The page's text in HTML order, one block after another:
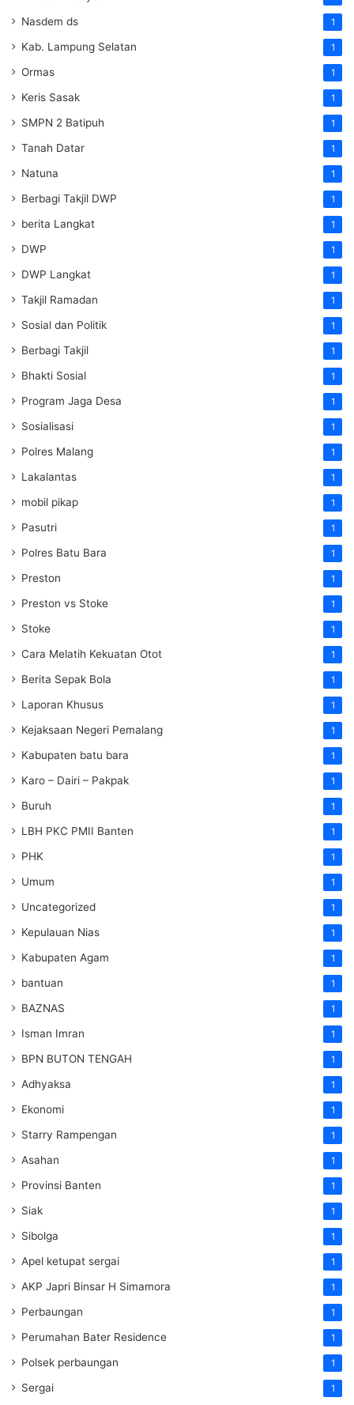
Nasdem ds 1
Kab. Lampung Selatan 1
Ormas 1
Keris Sasak 1
SMPN 2 Batipuh 1
Tanah Datar 1
Natuna 1
Berbagi Takjil DWP 1
berita Langkat 1
DWP 1
DWP Langkat 1
Takjil Ramadan 1
Sosial dan Politik 1
Berbagi Takjil 1
Bhakti Sosial 1
Program Jaga Desa 1
Sosialisasi 1
Polres Malang 1
Lakalantas 1
mobil pikap 1
Pasutri 1
Polres Batu Bara 1
Preston 1
Preston vs Stoke 1
Stoke 1
Cara Melatih Kekuatan Otot 1
Berita Sepak Bola 1
Laporan Khusus 1
Kejaksaan Negeri Pemalang 1
Kabupaten batu bara 1
Karo – Dairi – Pakpak 1
Buruh 1
LBH PKC PMII Banten 1
PHK 1
Umum 1
Uncategorized 1
Kepulauan Nias 1
Kabupaten Agam 1
bantuan 1
BAZNAS 1
Isman Imran 1
BPN BUTON TENGAH 1
Adhyaksa 1
Ekonomi 1
Starry Rampengan 1
Asahan 1
Provinsi Banten 1
Siak 1
Sibolga 1
Apel ketupat sergai 1
AKP Japri Binsar H Simamora 1
Perbaungan 1
Perumahan Bater Residence 1
Polsek perbaungan 1
Sergai 1